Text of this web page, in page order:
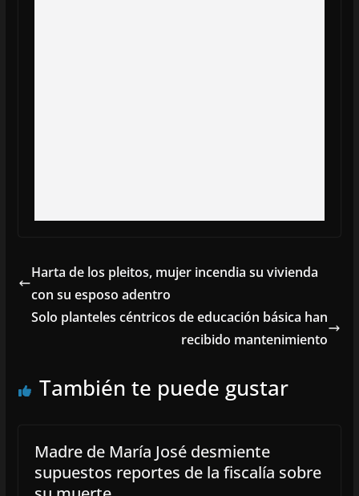
Harta de los pleitos, mujer incendia su vivienda
con su esposo adentro
Solo planteles céntricos de educación básica han
recibido mantenimiento
También te puede gustar
Madre de María José desmiente
supuestos reportes de la fiscalía sobre